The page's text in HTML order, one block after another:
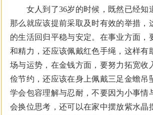
女人到了36岁的时候，既然已经知
那么就应该提前采取及时有效的举措，
的生活回归平稳与安定。在事业方面，
和精力，还应该佩戴红色手绳，这样有
场与运势，在金钱方面，要努力拓宽收
俭节约，还应该在身上佩戴三足金蟾吊
学会包容理解与忍耐，不要因为小事情
会换位思考，还可以在家中摆放紫水晶